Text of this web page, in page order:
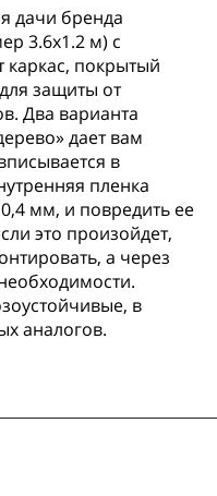
дачи бренда
3.6х1.2 м) с
каркас, покрытый
защиты от
Два варианта
дает вам
в
пленка
мм, и повредить ее
это произойдет,
а через
в
аналогов.